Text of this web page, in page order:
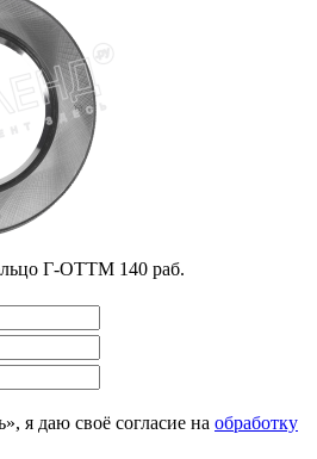
Г-ОТТМ 140 раб.
я даю своё согласие на обработку